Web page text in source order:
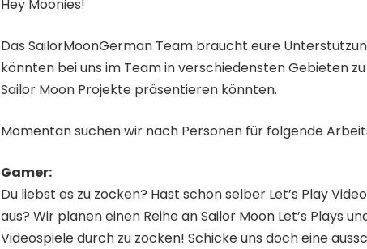
Hey Moonies!
Das SailorMoonGerman Team braucht eure
könnten bei uns im Team in verschiedensten Gebieten
Sailor Moon Projekte präsentieren könnten.
Momentan suchen wir nach Personen für folgende
Gamer:
Du liebst es zu zocken? Hast schon selber Let’s Play
aus? Wir planen einen Reihe an Sailor Moon Let’s Plays
Videospiele durch zu zocken! Schicke uns doch eine